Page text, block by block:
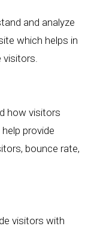
and analyze
which helps in
visitors.
how visitors
provide
bounce rate,
visitors with